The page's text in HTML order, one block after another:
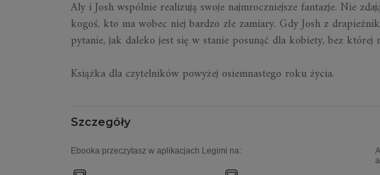
Aly i Josh wspólnie realizują swoje najmroczniejsze fantazje. Nie
kogoś, kto ma wobec niej bardzo złe zamiary. Gdy Josh z
pytanie, jak daleko jest się w stanie posunąć dla kobiety, bez której
Książka dla czytelników powyżej osiemnastego roku życia.
Szczegóły
Ebooka przeczytasz w aplikacjach Legimi na: